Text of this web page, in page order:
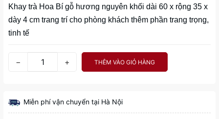
Khay trà Hoa Bí gỗ hương nguyên khối dài 60 x rộng 35 x
dày 4 cm trang trí cho phòng khách thêm phần trang trọng,
tinh tế
− + THÊM VÀO GIỎ HÀNG
Miễn phí vận chuyển tại Hà Nội